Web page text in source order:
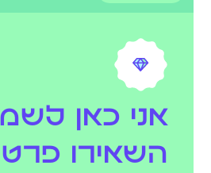
אני כאן
השאירו